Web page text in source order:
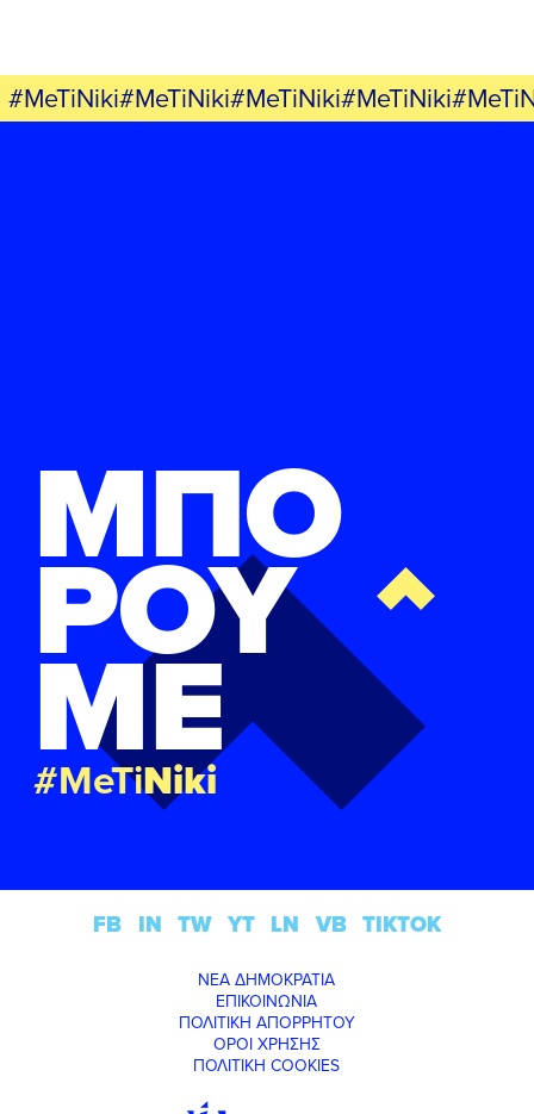
ΜΠΟ
ΡΟΥ
ΜΕ
#MeTiNiki
ΝΕΑ ΔΗΜΟΚΡΑΤΙΑ
ΕΠΙΚΟΙΝΩΝΙΑ
ΠΟΛΙΤΙΚΗ ΑΠΟΡΡΗΤΟΥ
ΟΡΟΙ ΧΡΗΣΗΣ
ΠΟΛΙΤΙΚΗ COOKIES
FB IN TW YT LN VB TIKTOK